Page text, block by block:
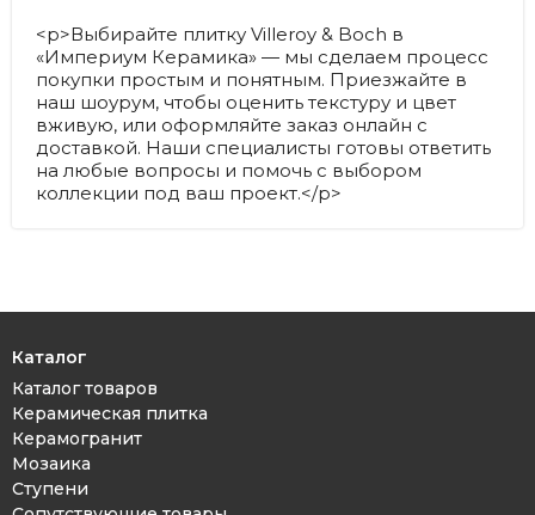
<p>Выбирайте плитку Villeroy & Boch в
«Империум Керамика» — мы сделаем процесс
покупки простым и понятным. Приезжайте в
наш шоурум, чтобы оценить текстуру и цвет
вживую, или оформляйте заказ онлайн с
доставкой. Наши специалисты готовы ответить
на любые вопросы и помочь с выбором
коллекции под ваш проект.</p>
Каталог
Каталог товаров
Керамическая плитка
Керамогранит
Мозаика
Ступени